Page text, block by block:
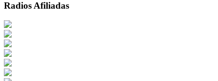
Radios Afiliadas